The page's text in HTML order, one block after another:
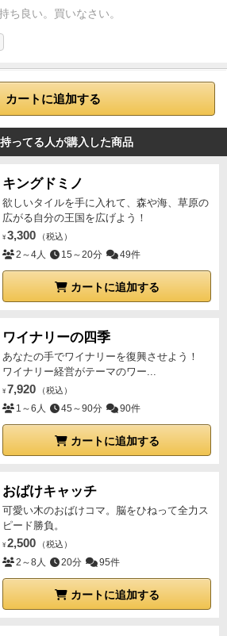
ち良い。 買いなさい。
カートに追加する
ってる人が購入した商品
キングドミノ
欲しいタイルを手に入れて、森や海、草原の
広がる自分の王国を広げよう！
¥ 3,300 （税込）
2～4人 15～20分 49件
カートに追加する
ワイナリーの四季
あなたの手でワイナリーを復興させよう！
ワイナリー経営がテーマのワー...
¥ 7,920 （税込）
1～6人 45～90分 90件
カートに追加する
おばけキャッチ
可愛い木のおばけコマ。脳をひねって全力ス
ピード勝負。
¥ 2,500 （税込）
2～8人 20分 95件
カートに追加する